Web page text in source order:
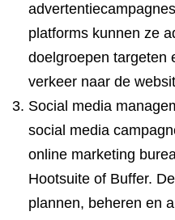
platforms kunnen ze
doelgroepen targeten
verkeer naar de
Social media
social media
online marketing
Hootsuite of Buffer.
plannen, beheren en